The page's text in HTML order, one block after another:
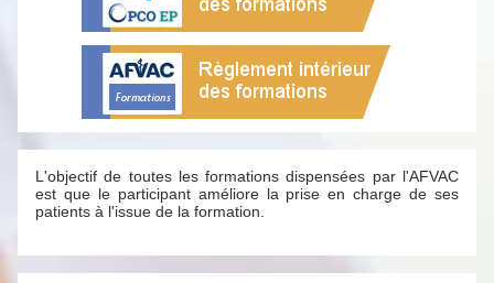
L'objectif de toutes les formations dispensées par l'AFVAC
est que le participant améliore la prise en charge de ses
patients à l'issue de la formation.